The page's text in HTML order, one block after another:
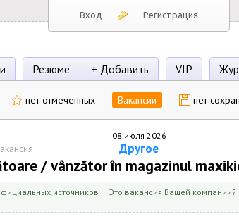
Вход Регистрация
Резюме + Добавить VIP
нет отмеченных Вакансии нет
08 июля 2026
Другое
/ vânzător în magazinul
источников · Это вакансия Вашей компании?